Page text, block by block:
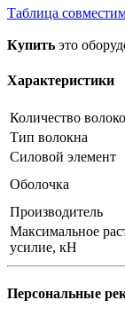
Таблица
Купить это
Характеристики
Количество
Тип волокна
Силовой элемент
Оболочка
Производитель
Максимальное
усилие, кН
Персональные